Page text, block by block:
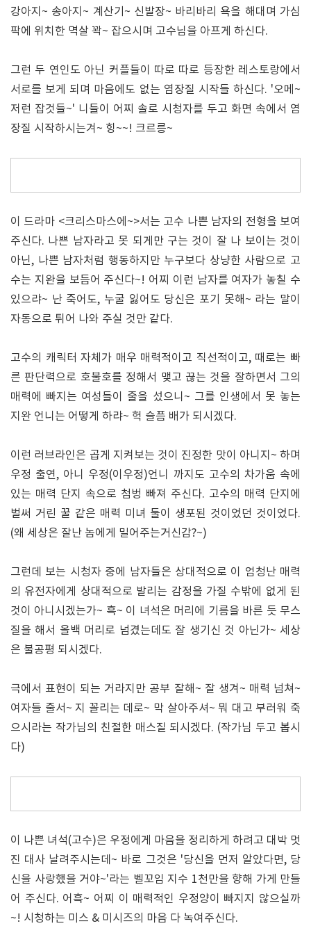
강아지~ 송아지~ 계산기~ 신발장~ 바리바리 욕을 해대며 가심
팍에 위치한 멱살 꽉~ 잡으시며 고수님을 아프게 하신다.
그런 두 연인도 아닌 커플들이 따로 따로 등장한 레스토랑에서
서로를 보게 되며 마음에도 없는 염장질 시작들 하신다. '오메~
저런 잡것들~' 니들이 어찌 솔로 시청자를 두고 화면 속에서 염
장질 시작하시는겨~ 힝~~! 크르릉~
이 드라마 <크리스마스에~>서는 고수 나쁜 남자의 전형을 보여
주신다. 나쁜 남자라고 못 되게만 구는 것이 잘 나 보이는 것이
아닌, 나쁜 남자처럼 행동하지만 누구보다 상냥한 사람으로 고
수는 지완을 보듬어 주신다~! 어찌 이런 남자를 여자가 놓칠 수
있으랴~ 난 죽어도, 누굴 잃어도 당신은 포기 못해~ 라는 말이
자동으로 튀어 나와 주실 것만 같다.
고수의 캐릭터 자체가 매우 매력적이고 직선적이고, 때로는 빠
른 판단력으로 호불호를 정해서 맺고 끊는 것을 잘하면서 그의
매력에 빠지는 여성들이 줄을 섰으니~ 그를 인생에서 못 놓는
지완 언니는 어떻게 하랴~ 헉 슬픔 배가 되시겠다.
이런 러브라인은 곱게 지켜보는 것이 진정한 맛이 아니지~ 하며
우정 출연, 아니 우정(이우정)언니 까지도 고수의 차가움 속에
있는 매력 단지 속으로 첨벙 빠져 주신다. 고수의 매력 단지에
벌써 거린 꿀 같은 매력 미녀 둘이 생포된 것이었던 것이었다.
(왜 세상은 잘난 놈에게 밀어주는거신감?~)
그런데 보는 시청자 중에 남자들은 상대적으로 이 엄청난 매력
의 유전자에게 상대적으로 발리는 감정을 가질 수밖에 없게 된
것이 아니시겠는가~ 흑~ 이 녀석은 머리에 기름을 바른 듯 무스
질을 해서 올백 머리로 넘겼는데도 잘 생기신 것 아닌가~ 세상
은 불공평 되시겠다.
극에서 표현이 되는 거라지만 공부 잘해~ 잘 생겨~ 매력 넘쳐~
여자들 줄서~ 지 꼴리는 데로~ 막 살아주셔~ 뭐 대고 부러워 죽
으시라는 작가님의 친절한 매스질 되시겠다. (작가님 두고 봅시
다)
이 나쁜 녀석(고수)은 우정에게 마음을 정리하게 하려고 대박 멋
진 대사 날려주시는데~ 바로 그것은 '당신을 먼저 알았다면, 당
신을 사랑했을 거야~'라는 벨꼬임 지수 1천만을 향해 가게 만들
어 주신다. 어흑~ 어찌 이 매력적인 우정양이 빠지지 않으실까
~! 시청하는 미스 & 미시즈의 마음 다 녹여주신다.